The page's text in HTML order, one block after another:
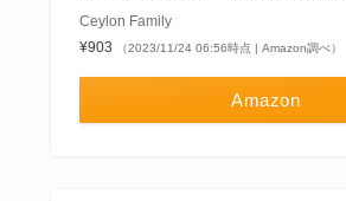
Ceylon Family
¥903
（2023/11/24 06:56時点 | Amazon調べ）
Amazon